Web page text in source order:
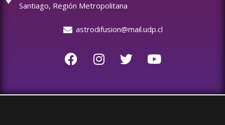
Santiago, Región Metropolitana
astrodifusion@mail.udp.cl